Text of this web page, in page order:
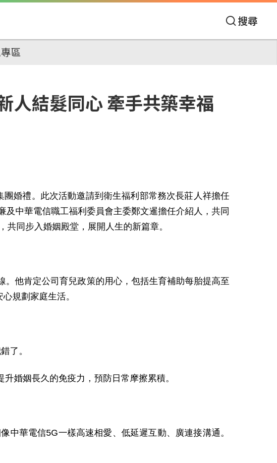
搜尋
區
結髮同心 牽手共築幸福
婚禮。此次活動邀請到衛生福利部常務次長莊人祥擔任
中華電信職工福利委員會主委鄭文暹擔任介紹人，共同
同步入婚姻殿堂，展開人生的新篇章。
他肯定公司育兒政策的用心，包括生育補助每胎提高至
規劃家庭生活。
了。
婚姻長久的免疫力，預防日常摩擦累積。
華電信5G一樣高速相愛、低延遲互動、廣連接溝通。